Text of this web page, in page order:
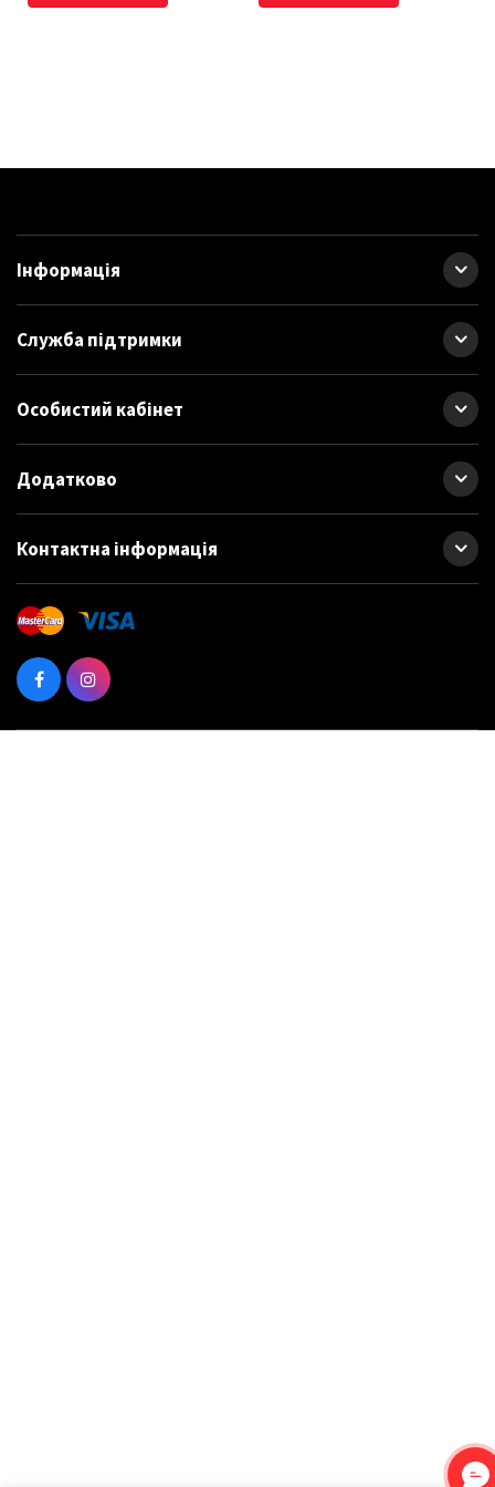
Інформація
Служба підтримки
Особистий кабінет
Додатково
Контактна інформація